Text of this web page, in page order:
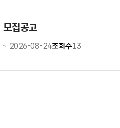
집공고
~ 2026-08-24조회수13